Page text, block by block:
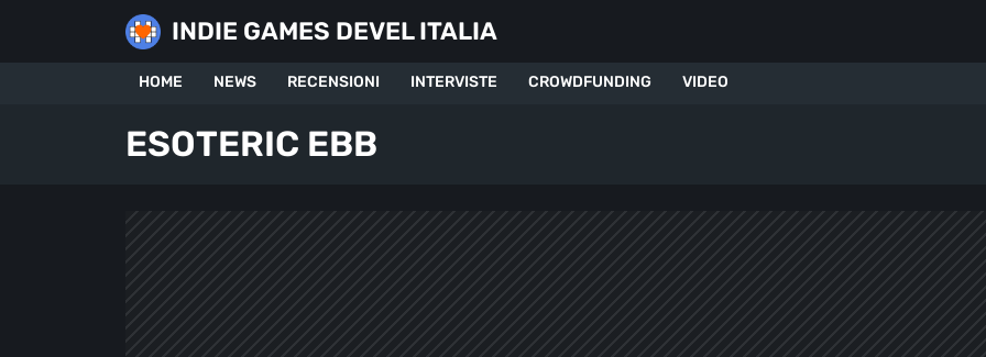
INDIE GAMES DEVEL ITALIA
HOME NEWS RECENSIONI INTERVISTE CROWDFUNDING VIDEO
ESOTERIC EBB